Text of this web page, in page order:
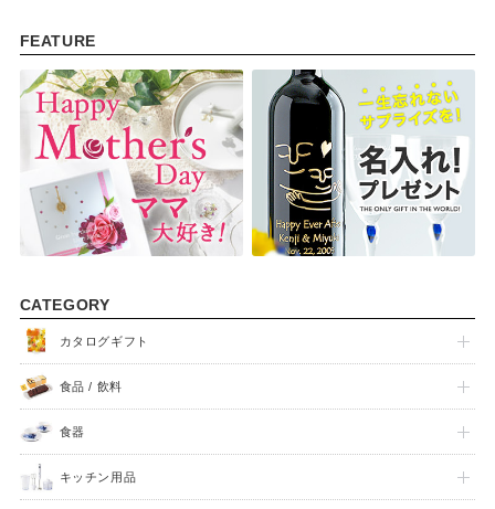
FEATURE
CATEGORY
カタログギフト
食品 / 飲料
食器
キッチン用品